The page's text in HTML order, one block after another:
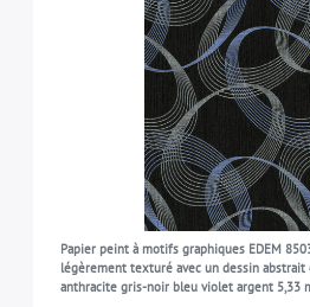
Papier peint à motifs graphiques EDEM
légèrement texturé avec un dessin
anthracite gris-noir bleu violet argent 5,33